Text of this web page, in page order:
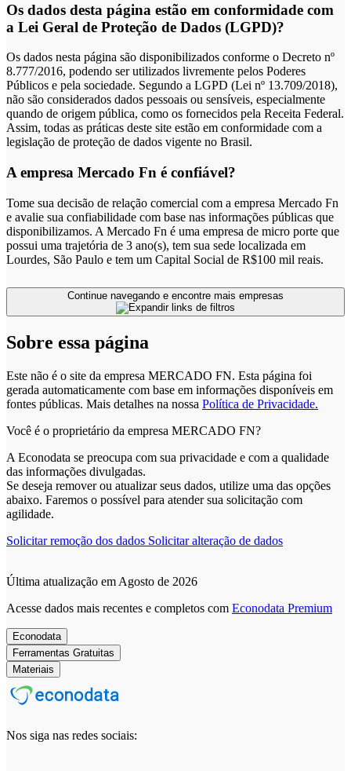
Os dados desta página estão em conformidade com
a Lei Geral de Proteção de Dados (LGPD)?
Os dados nesta página são disponibilizados conforme o Decreto nº
8.777/2016, podendo ser utilizados livremente pelos Poderes
Públicos e pela sociedade. Segundo a LGPD (Lei nº 13.709/2018),
não são considerados dados pessoais ou sensíveis, especialmente
quando de origem pública, como os fornecidos pela Receita Federal.
Assim, todas as práticas deste site estão em conformidade com a
legislação de proteção de dados vigente no Brasil.
A empresa Mercado Fn é confiável?
Tome sua decisão de relação comercial com a empresa Mercado Fn
e avalie sua confiabilidade com base nas informações públicas que
disponibilizamos. A Mercado Fn é uma empresa de micro porte que
possui uma trajetória de 3 ano(s), tem sua sede localizada em
Lourdes, São Paulo e tem um Capital Social de R$100 mil reais.
Sobre essa página
Este não é o site da empresa MERCADO FN. Esta página foi
gerada automaticamente com base em informações disponíveis em
fontes públicas. Mais detalhes na nossa Política de Privacidade.
Você é o proprietário da empresa MERCADO FN?
A Econodata se preocupa com sua privacidade e com a qualidade
das informações divulgadas.
Se deseja remover ou atualizar seus dados, utilize uma das opções
abaixo. Faremos o possível para atender sua solicitação com
agilidade.
Solicitar remoção dos dados Solicitar alteração de dados
Última atualização em Agosto de 2026
Acesse dados mais recentes e completos com Econodata Premium
Econodata
Ferramentas Gratuitas
Materiais
Nos siga nas redes sociais: